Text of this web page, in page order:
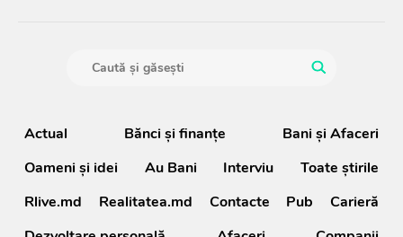
Actual Bănci şi finanţe
Bani și Afaceri
Oameni şi idei
Au Bani Interviu
Toate știrile
Rlive.md
Realitatea.md Contacte Pub
Carieră